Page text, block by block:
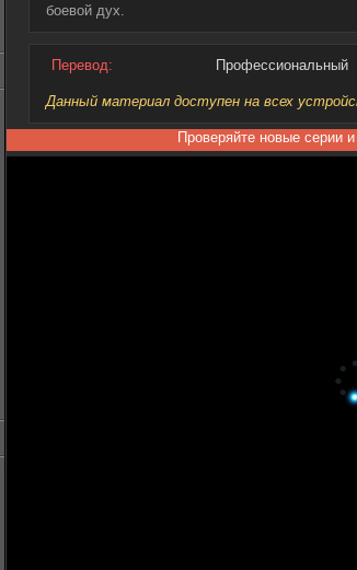
боевой дух.
Перевод: Профессиональный
Данный материал доступен на всех
Проверяйте новые серии